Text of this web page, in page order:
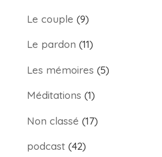
Le couple (9)
Le pardon (11)
Les mémoires (5)
Méditations (1)
Non classé (17)
podcast(42)